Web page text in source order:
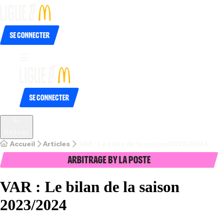
Se connecter
Se connecter
Accueil Articles
Arbitrage by La Poste
VAR : Le bilan de la saison
2023/2024